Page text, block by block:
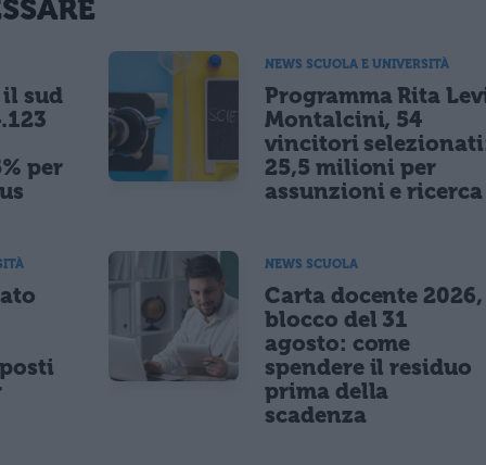
sud
per
NEWS SCUOLA E UNIVERSITÀ
Programma Rita
Montalcini, 54
vincitori
25,5 milioni per
assunzioni e ricerca
NEWS SCUOLA
Carta docente 2026,
blocco del 31
agosto: come
spendere il residuo
prima della
scadenza